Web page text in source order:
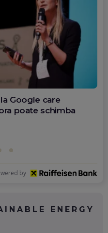
Google care
poate schimba
by
ENERGY